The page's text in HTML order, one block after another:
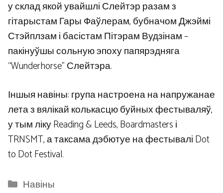
у склад якой увайшлі Слейтэр разам з
гітарыстам Гары Фаўлерам, бубначом Джэймі
Стэйплзам і басістам Пітэрам Вудзінам –
пакінуўшы сольную эпоху папярэдняга
“Wunderhorse” Слейтэра.
Іншыя навіны: група настроена на напружанае
лета з вялікай колькасцю буйных фестываляў,
у тым ліку Reading & Leeds, Boardmasters і
TRNSMT, а таксама дэбютуе на фестывалі Dot
to Dot Festival.
Categories
Навіны